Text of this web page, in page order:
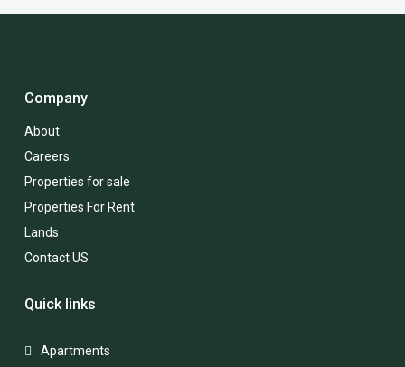
Company
About
Careers
Properties for sale
Properties For Rent
Lands
Contact US
Quick links
Apartments